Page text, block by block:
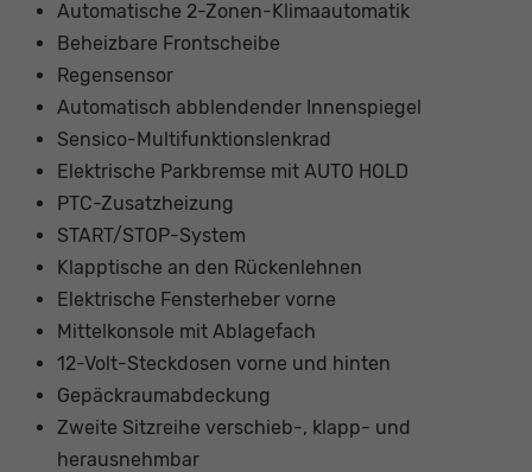
Automatische 2-Zonen-Klimaautomatik
Beheizbare Frontscheibe
Regensensor
Automatisch abblendender Innenspiegel
Sensico-Multifunktionslenkrad
Elektrische Parkbremse mit AUTO HOLD
PTC-Zusatzheizung
START/STOP-System
Klapptische an den Rückenlehnen
Elektrische Fensterheber vorne
Mittelkonsole mit Ablagefach
12-Volt-Steckdosen vorne und hinten
Gepäckraumabdeckung
Zweite Sitzreihe verschieb-, klapp- und
herausnehmbar